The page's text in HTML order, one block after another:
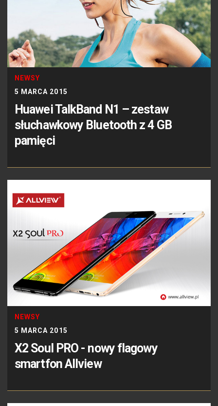
NEWSY
5 MARCA 2015
Huawei TalkBand N1 – zestaw
słuchawkowy Bluetooth z 4 GB
pamięci
NEWSY
5 MARCA 2015
X2 Soul PRO - nowy flagowy
smartfon Allview